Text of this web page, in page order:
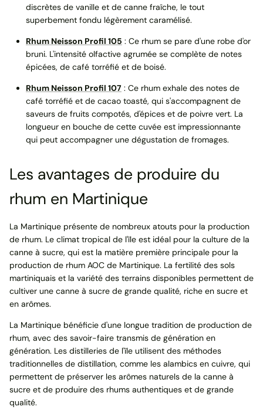
discrètes de vanille et de canne fraîche, le tout
superbement fondu légèrement caramélisé.
Rhum Neisson Profil 105 : Ce rhum se pare d'une robe d'or
bruni. L'intensité olfactive agrumée se complète de notes
épicées, de café torréfié et de boisé.
Rhum Neisson Profil 107 : Ce rhum exhale des notes de
café torréfié et de cacao toasté, qui s'accompagnent de
saveurs de fruits compotés, d'épices et de poivre vert. La
longueur en bouche de cette cuvée est impressionnante
qui peut accompagner une dégustation de fromages.
Les avantages de produire du
rhum en Martinique
La Martinique présente de nombreux atouts pour la production
de rhum. Le climat tropical de l'île est idéal pour la culture de la
canne à sucre, qui est la matière première principale pour la
production de rhum AOC de Martinique. La fertilité des sols
martiniquais et la variété des terrains disponibles permettent de
cultiver une canne à sucre de grande qualité, riche en sucre et
en arômes.
La Martinique bénéficie d'une longue tradition de production de
rhum, avec des savoir-faire transmis de génération en
génération. Les distilleries de l'île utilisent des méthodes
traditionnelles de distillation, comme les alambics en cuivre, qui
permettent de préserver les arômes naturels de la canne à
sucre et de produire des rhums authentiques et de grande
qualité.